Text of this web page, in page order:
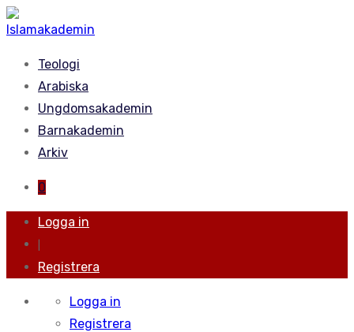
Teologi
Arabiska
Ungdomsakademin
Barnakademin
Arkiv
0
Logga in
Registrera
Logga in
Registrera